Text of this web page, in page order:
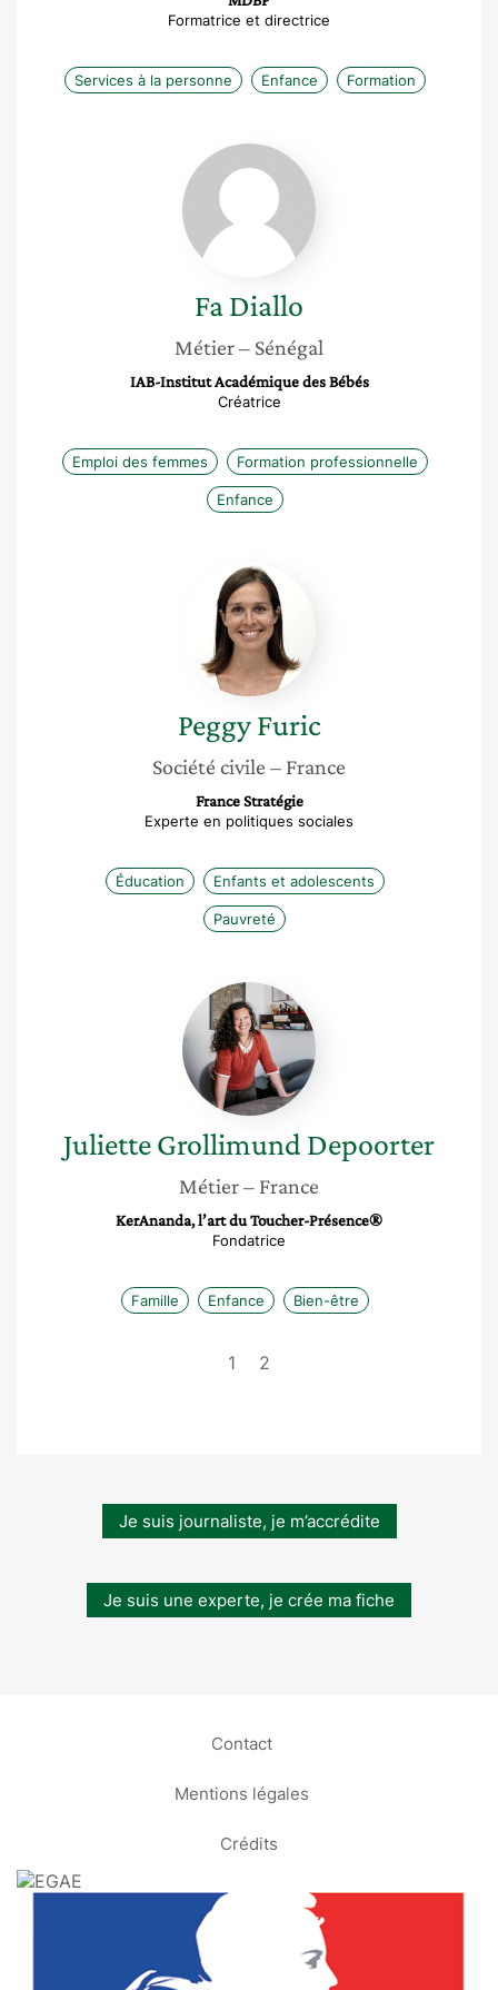
Formatrice et directrice
Services à la personne Enfance Formation
Diallo
FaDiallo
Métier– Sénégal
IAB-Institut Académique des Bébés
Créatrice
Emploi des femmes Formation professionnelle
Enfance
Peggy
Furic
Peggy Furic
Société civile – France
France Stratégie
Experte en politiques sociales
Éducation Enfants et adolescents
Pauvreté
Juliette
Grollimund
Depoorter
JulietteGrollimund Depoorter
Métier– France
KerAnanda, l’art du Toucher-Présence®
Fondatrice
Famille Enfance Bien-être
1 2
Je suis journaliste, je m’accrédite
Je suis une experte, je crée ma fiche
Contact
Mentions légales
Crédits